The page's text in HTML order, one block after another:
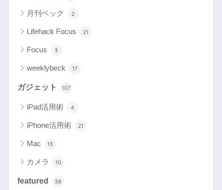
月刊ベック 2
Lifehack Focus 21
Focus 3
weeklybeck 17
ガジェット 107
iPad活用術 4
iPhone活用術 21
Mac 13
カメラ 10
featured 38